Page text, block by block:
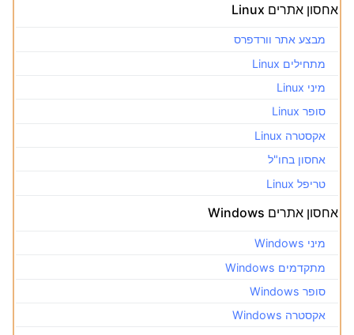
אחסון אתרים Linux
מבצע אתר וורדפרס
מתחילים Linux
מיני Linux
סופר Linux
אקסטרה Linux
אחסון בחו"ל
טריפל Linux
אחסון אתרים Windows
מיני Windows
מתקדמים Windows
סופר Windows
אקסטרה Windows